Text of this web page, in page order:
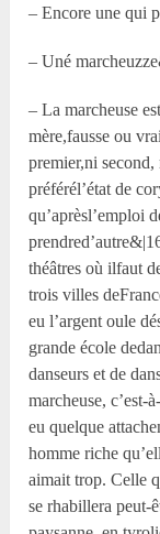
– Encore une qui
– Uné
– La marcheuse
mère,fausse ou
premier,ni second,
préférél’état de
qu’aprèsl’emploi
théâtres où ilfaut
trois villes
eu l’argent oule
grande école
danseurs et de
marcheuse, c’est-
eu quelque
homme riche
aimait trop. Celle
se rhabillera peut-